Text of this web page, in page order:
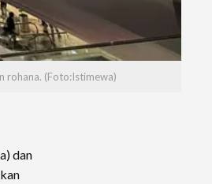
rohana. (Foto:Istimewa)
dan